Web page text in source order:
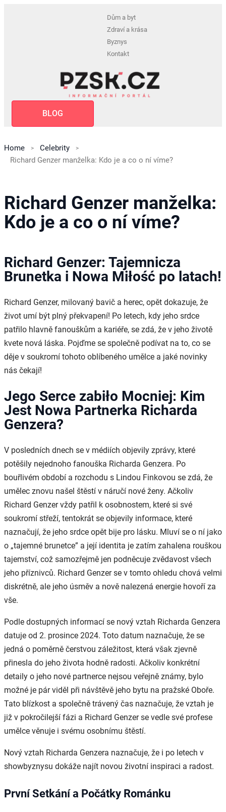
Dům a byt
Zdraví a krása
Byznys
Kontakt
BLOG
Home
Celebrity
Richard Genzer manželka: Kdo je a co o ní víme?
Richard Genzer manželka:
Kdo je a co o ní víme?
Richard Genzer: Tajemnicza
Brunetka i Nowa Miłość po latach!
Richard Genzer, milovaný bavič a herec, opět dokazuje, že
život umí být plný překvapení! Po letech, kdy jeho srdce
patřilo hlavně fanouškům a kariéře, se zdá, že v jeho životě
kvete nová láska. Pojďme se společně podívat na to, co se
děje v soukromí tohoto oblíbeného umělce a jaké novinky
nás čekají!
Jego Serce zabiło Mocniej: Kim
Jest Nowa Partnerka Richarda
Genzera?
V posledních dnech se v médiích objevily zprávy, které
potěšily nejednoho fanouška Richarda Genzera. Po
bouřlivém období a rozchodu s Lindou Finkovou se zdá, že
umělec znovu našel štěstí v náručí nové ženy. Ačkoliv
Richard Genzer vždy patřil k osobnostem, které si své
soukromí střeží, tentokrát se objevily informace, které
naznačují, že jeho srdce opět bije pro lásku. Mluví se o ní jako
o „tajemné brunetce” a její identita je zatím zahalena rouškou
tajemství, což samozřejmě jen podněcuje zvědavost všech
jeho příznivců. Richard Genzer se v tomto ohledu chová velmi
diskrétně, ale jeho úsměv a nově nalezená energie hovoří za
vše.
Podle dostupných informací se nový vztah Richarda Genzera
datuje od 2. prosince 2024. Toto datum naznačuje, že se
jedná o poměrně čerstvou záležitost, která však zjevně
přinesla do jeho života hodně radosti. Ačkoliv konkrétní
detaily o jeho nové partnerce nejsou veřejně známy, bylo
možné je pár viděl při návštěvě jeho bytu na pražské Oboře.
Tato blízkost a společně trávený čas naznačuje, že vztah je
již v pokročilejší fázi a Richard Genzer se vedle své profese
umělce věnuje i svému osobnímu štěstí.
Nový vztah Richarda Genzera naznačuje, že i po letech v
showbyznysu dokáže najít novou životní inspiraci a radost.
První Setkání a Počátky Románku